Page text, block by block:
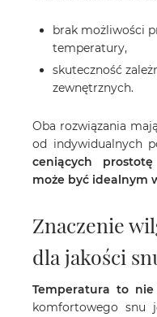
brak możliwości
temperatury,
skuteczność
zewnętrznych.
Oba rozwiązania
od indywidualnych
ceniących
może być idealnym
Znaczenie
dla jakości
Temperatura to nie
komfortowego snu